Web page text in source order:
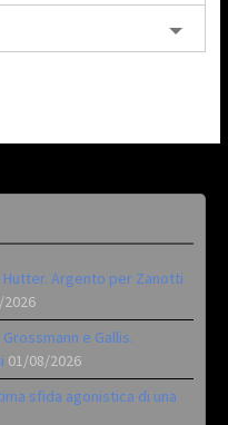
Hutter. Argento per Zanotti
e Gallis.
01/08/2026
sfida agonistica di una